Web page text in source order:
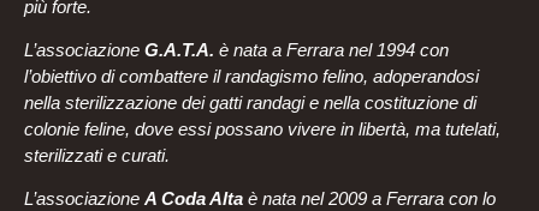
più forte.
L’associazione G.A.T.A. è nata a Ferrara nel 1994 con
l’obiettivo di combattere il randagismo felino, adoperandosi
nella sterilizzazione dei gatti randagi e nella costituzione di
colonie feline, dove essi possano vivere in libertà, ma tutelati,
sterilizzati e curati.
L’associazione A Coda Alta è nata nel 2009 a Ferrara con lo